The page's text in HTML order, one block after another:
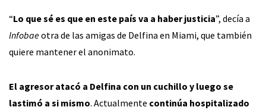
“Lo que sé es que en este país va a haber justicia”, decía a
Infobaeotra de las amigas de Delfina en Miami, que también
quiere mantener el anonimato.
El agresor atacó a Delfina con un cuchillo y luego se
lastimó a si mismo. Actualmente continúa hospitalizado